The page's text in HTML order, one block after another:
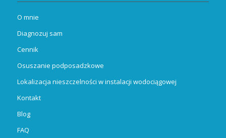
O mnie
Diagnozuj sam
Cennik
Osuszanie podposadzkowe
Lokalizacja nieszczelności w instalacji wodociągowej
Kontakt
Blog
FAQ